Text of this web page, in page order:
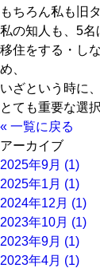
もちろん私も旧
私の知人も、5名
移住をする・し
め、
いざという時に
とても重要な選
« 一覧に戻る
アーカイブ
2025年9月 (1)
2025年1月 (1)
2024年12月 (1)
2023年10月 (1)
2023年9月 (1)
2023年4月 (1)